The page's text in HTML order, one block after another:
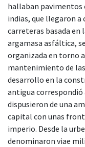
hallaban pavimentos
indias, que llegaron
carreteras basada en
argamasa asfáltica,
organizada en torno
mantenimiento de
desarrollo en la
antigua correspondió
dispusieron de una
capital con unas
imperio. Desde la
denominaron viae